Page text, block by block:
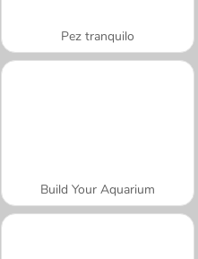
Pez tranquilo
Build Your Aquarium